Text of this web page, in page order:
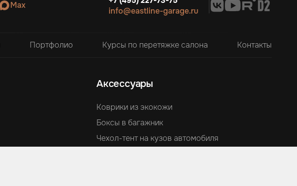
Max
info@eastline-garage.ru
Портфолио Курсы по перетяжке салона Контакты
Аксессуары
Коврики из экокожи
Боксы в багажник
Чехол-тент на кузов автомобиля